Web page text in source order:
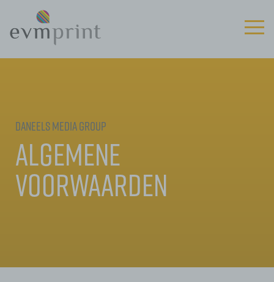
Daneels Media Group
Algemene
voorwaarden